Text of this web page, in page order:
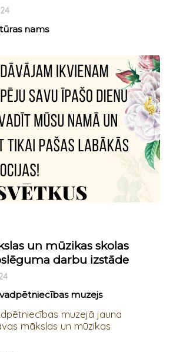
nams
un mūzikas skolas
darbu izstāde
muzejs
muzejā jauna
mākslas un mūzikas